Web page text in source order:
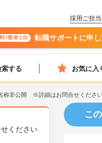
採用ご担
!簡単1分 転職サポートに申
する お気に入
称非公開 ※詳細はお問合せくださ
ください
こ